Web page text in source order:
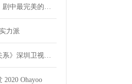
《幸福里的故事》：剧中最完美的男人，非他莫
力派
黄轩佟丽娅《完美关系》深圳卫视热播 剧情高
2020 Ohayoo